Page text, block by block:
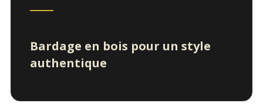
Bardage en bois pour un style
authentique